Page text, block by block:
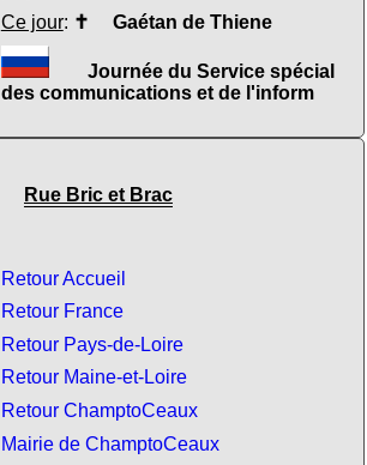
Ce jour: ✝ Gaétan de Thiene
Journée du Service spécial
des communications et de l'inform
Rue Bric et Brac
Retour Accueil
Retour France
Retour Pays-de-Loire
Retour Maine-et-Loire
Retour ChamptoCeaux
Mairie de ChamptoCeaux